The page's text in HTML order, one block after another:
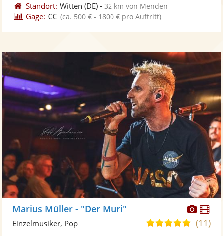
Standort: Witten (DE) -32 km von Menden
Gage: €€ (ca. 500 € - 1800 € pro Auftritt)
Marius Müller - "Der Muri"
5,0(11)
Einzelmusiker, Pop